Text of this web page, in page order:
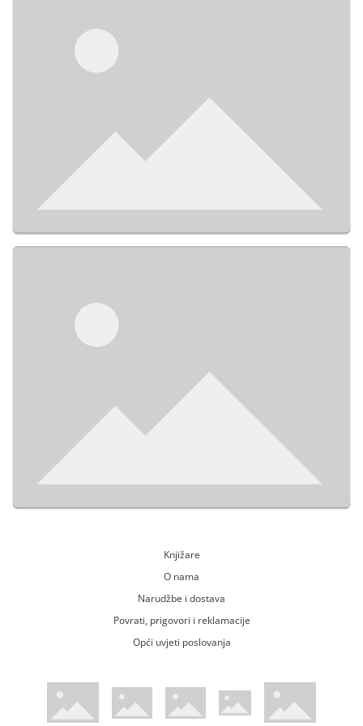
Knjižare
O nama
Narudžbe i dostava
Povrati, prigovori i reklamacije
Opći uvjeti poslovanja
WsPay web stranicaMaestro web stranicaMastercard web stranicaAmerican Express web stranica
Visa web stranica